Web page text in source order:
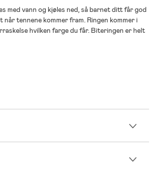
med vann og kjøles ned, så barnet ditt får god
tennene kommer fram. Ringen kommer i
hvilken farge du får. Biteringen er helt